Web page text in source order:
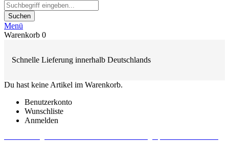
Suchen
Menü
Warenkorb 0
Schnelle Lieferung innerhalb Deutschlands
Du hast keine Artikel im Warenkorb.
Benutzerkonto
Wunschliste
Anmelden